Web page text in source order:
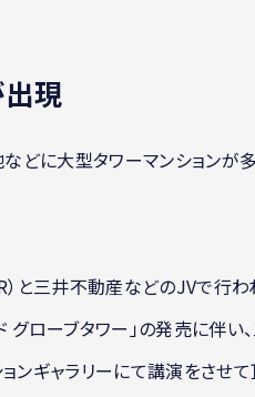
現
に大型タワーマンションが
と三井不動産などのJVで行わ
グローブタワー」の発売に伴
ギャラリーにて講演をさせて